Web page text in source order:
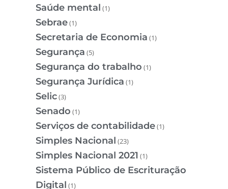
Saúde mental (1)
Sebrae(1)
Secretaria de Economia (1)
Segurança (5)
Segurança do trabalho (1)
Segurança Jurídica (1)
Selic(3)
Senado (1)
Serviços de contabilidade(1)
Simples Nacional (23)
Simples Nacional 2021 (1)
Sistema Público de Escrituração
Digital (1)